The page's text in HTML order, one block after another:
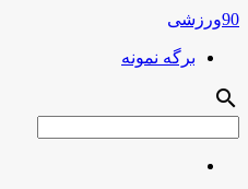
90ورزشی
برگه نمونه
search